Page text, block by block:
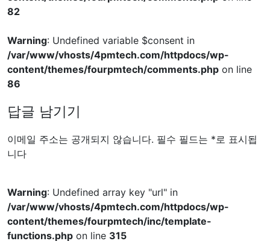
82
Warning: Undefined variable $consent in
/var/www/vhosts/4pmtech.com/httpdocs/wp-
content/themes/fourpmtech/comments.php on line
86
답글 남기기
이메일 주소는 공개되지 않습니다. 필수 필드는 *로 표시됩
니다
Warning: Undefined array key "url" in
/var/www/vhosts/4pmtech.com/httpdocs/wp-
content/themes/fourpmtech/inc/template-
functions.php on line 315